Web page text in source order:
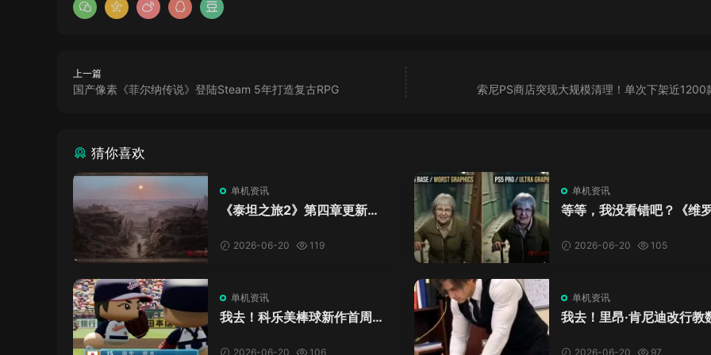
上一篇
国产像素《菲尔纳传说》登陆Steam 5年打造复古RPG 索尼PS商店突现大规模清理！单次下架近1200
猜你喜欢
单机资讯
《泰坦之旅2》第四章更新来
C！2026-06-20 119
单机资讯
等等，我没看错吧？《维
加料？
2026-06-20 105
单机资讯
我去！科乐美棒球新作首周十
口！2026-06-20 106
单机资讯
我去！里昂·肯尼迪改行教
格！2026-06-20 97